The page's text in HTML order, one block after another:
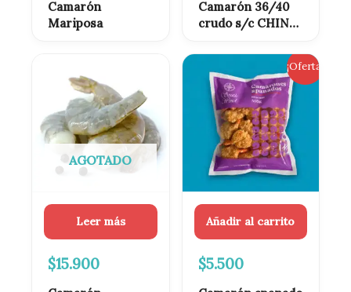
Camarón
Mariposa
Camarón 36/40
crudo s/c CHINO
AGOTADO
Leer más
$15.900
¡Oferta!
Añadir al carrito
precio
original
era:
$6.500.
$5.500
precio
actual
es:
$5.500.